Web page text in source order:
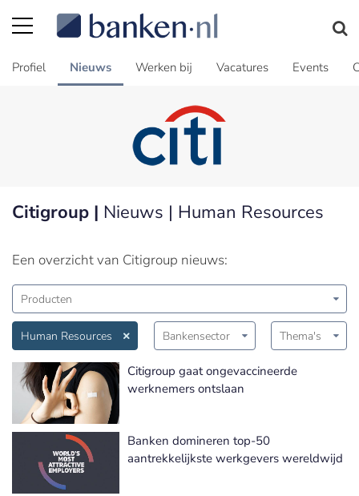
Profiel Nieuws Werken bij Vacatures Events
Citigroup | Nieuws | Human Resources
Een overzicht van Citigroup nieuws:
Producten
Human Resources Bankensector Thema's
Citigroup gaat ongevaccineerde
werknemers ontslaan
Banken domineren top-50
aantrekkelijkste werkgevers wereldwijd